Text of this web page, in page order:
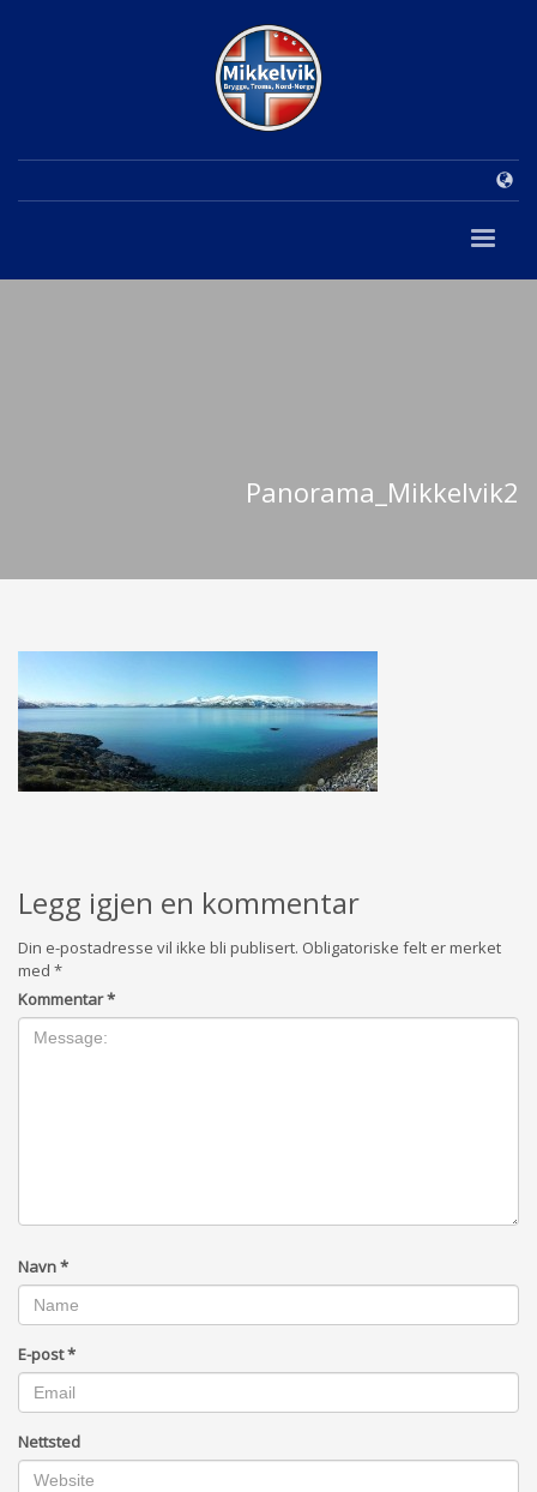
Panorama_Mikkelvik2
Legg igjen en kommentar
Din e-postadresse vil ikke bli publisert. Obligatoriske felt er merket
med *
Kommentar*
Navn*
E-post*
Nettsted